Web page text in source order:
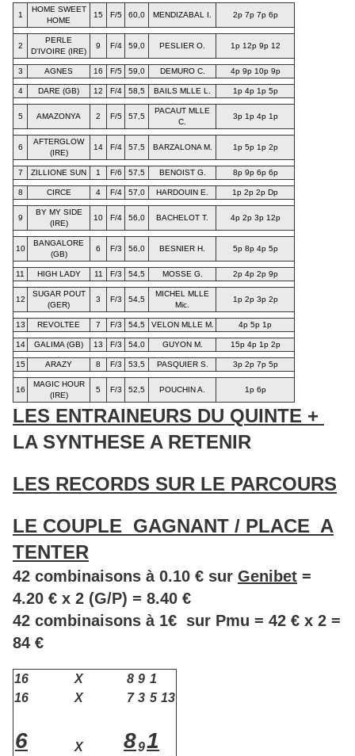
1
HOME SWEET
HOME
15 F/5 60,0 MENDIZABAL I. 2p 7p 7p 6p
2
PERLE
D'IVOIRE (IRE)
9 F/4 59,0 PESLIER O. 1p 12p 9p 12
3 AGNES 16 F/5 59,0 DEMURO C. 4p 9p 10p 9p
4 DARE (GB) 12 F/4 58,5 BAILS MLLE L. 1p 4p 1p 5p
5 AMAZONYA 2 F/5 57,5
PACAUT MLLE
C.
3p 1p 4p 1p
6
AFTERGLOW
(IRE)
14 F/4 57,5 BARZALONA M. 1p 5p 1p 2p
7 ZILLIONE SUN 1 F/6 57,5 BENOIST G. 8p 9p 6p 6p
8 CIRCE 4 F/4 57,0 HARDOUIN E. 1p 2p 2p Dp
9
BY MY SIDE
(IRE)
10 F/4 56,0 BACHELOT T. 4p 2p 3p 12p
10
BANGALORE
(GB)
6 F/3 56,0 BESNIER H. 5p 8p 4p 5p
11 HIGH LADY 11 F/3 54,5 MOSSE G. 2p 4p 2p 9p
12
SUGAR POUT
(GER)
3 F/3 54,5
MICHEL MLLE
Mic.
1p 2p 3p 2p
13 REVOLTEE 7 F/3 54,5 VELON MLLE M. 4p 5p 1p
14 GALIMA (GB) 13 F/3 54,0 GUYON M. 15p 4p 1p 2p
15 ARAZY 8 F/3 53,5 PASQUIER S. 3p 2p 7p 5p
16
MAGIC HOUR
(IRE)
5 F/3 52,5 POUCHIN A. 1p 6p
LES ENTRAINEURS DU QUINTE +
LA SYNTHESE A RETENIR
LES RECORDS SUR LE PARCOURS
LE COUPLE GAGNANT / PLACE A
TENTER
42 combinaisons à 0.10 € sur Genibet =
4.20 € x 2 (G/P) = 8.40 €
42 combinaisons à 1€ sur Pmu = 42 € x 2 =
84 €
16 X 8 9 1
16
X 7 3 5 13
6 X 891